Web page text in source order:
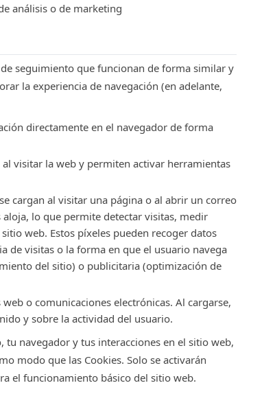
análisis o de marketing
seguimiento que funcionan de forma similar y
la experiencia de navegación (en adelante,
directamente en el navegador de forma
visitar la web y permiten activar herramientas
cargan al visitar una página o al abrir un correo
lo que permite detectar visitas, medir
web. Estos píxeles pueden recoger datos
de visitas o la forma en que el usuario navega
del sitio) o publicitaria (optimización de
o comunicaciones electrónicas. Al cargarse,
y sobre la actividad del usuario.
navegador y tus interacciones en el sitio web,
modo que las Cookies. Solo se activarán
el funcionamiento básico del sitio web.